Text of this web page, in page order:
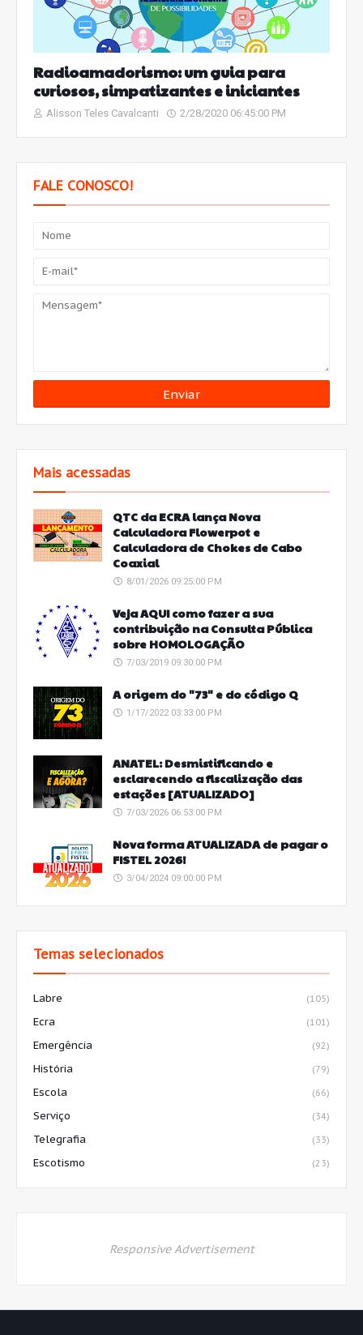
Radioamadorismo: um guia para
curiosos, simpatizantes e iniciantes
Alisson Teles Cavalcanti 2/28/2020 06:45:00 PM
FALE CONOSCO!
Mais acessadas
QTC da ECRA lança Nova
Calculadora Flowerpot e
Calculadora de Chokes de Cabo
Coaxial
8/01/2026 09:25:00 PM
Veja AQUI como fazer a sua
contribuição na Consulta Pública
sobre HOMOLOGAÇÃO
7/03/2019 09:30:00 PM
A origem do "73" e do código Q
1/17/2022 03:33:00 PM
ANATEL: Desmistificando e
esclarecendo a fiscalização das
estações [ATUALIZADO]
7/03/2026 06:53:00 PM
Nova forma ATUALIZADA de pagar o
FISTEL 2026!
3/04/2024 09:00:00 PM
Temas selecionados
Labre (105)
Ecra (101)
Emergência (92)
História (79)
Escola (66)
Serviço (34)
Telegrafia (33)
Escotismo (23)
Responsive Advertisement